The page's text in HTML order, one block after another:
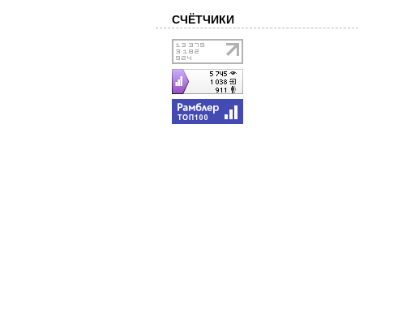
СЧЁТЧИКИ